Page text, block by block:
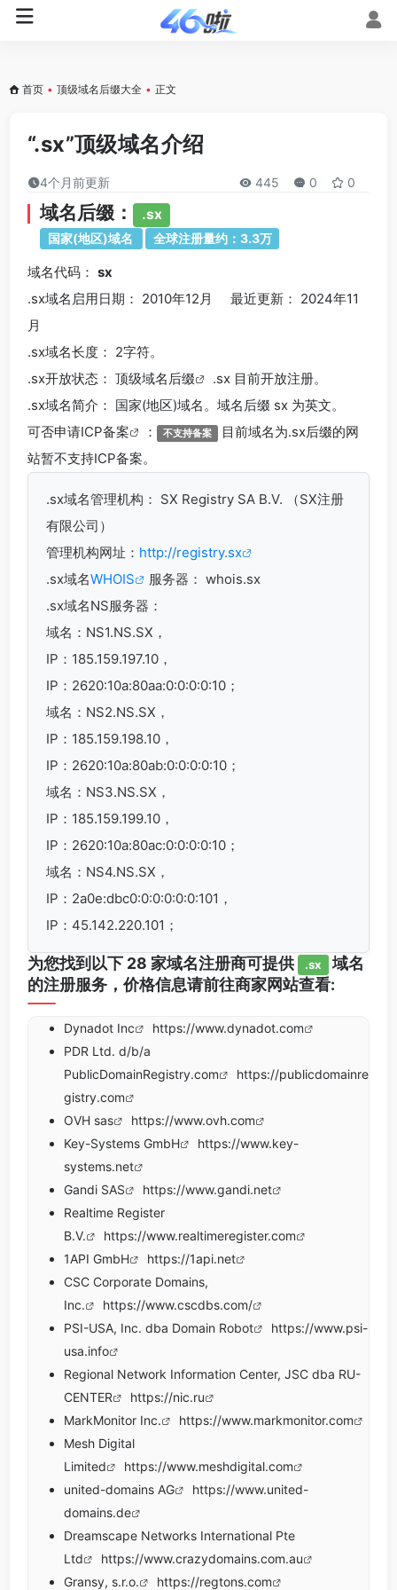
首页 • 顶级域名后缀大全 • 正文
“.sx”顶级域名介绍
4个月前更新 445 0 0
域名后缀： .sx
国家(地区)域名 全球注册量约：3.3万
域名代码： sx
.sx域名 启用日期： 2010年12月 最近更新： 2024年11
月
.sx域名长度： 2字符。
.sx开放状态： 顶级域名后缀
.sx 目前开放注册。
.sx域名简介： 国家(地区)域名。域名后缀 sx 为英文。
可否申请ICP备案 ： 不支持备案 目前域名为.sx后缀的网
站暂不支持ICP备案。
.sx域名管理机构： SX Registry SA B.V. （SX注册
有限公司）
管理机构网址： http://registry.sx
.sx域名WHOIS
服务器： whois.sx
.sx域名NS服务器：
域名：NS1.NS.SX，
IP：185.159.197.10，
IP：2620:10a:80aa:0:0:0:0:10；
域名：NS2.NS.SX，
IP：185.159.198.10，
IP：2620:10a:80ab:0:0:0:0:10；
域名：NS3.NS.SX，
IP：185.159.199.10，
IP：2620:10a:80ac:0:0:0:0:10；
域名：NS4.NS.SX，
IP：2a0e:dbc0:0:0:0:0:0:101，
IP：45.142.220.101；
为您找到以下 28 家域名注册商可提供 .sx
域名
的注册服务，价格信息请前往商家网站查看:
Dynadot Inc
https://www.dynadot.com
PDR Ltd. d/b/a
PublicDomainRegistry.com
https://publicdomainre
gistry.com
OVH sas
https://www.ovh.com
Key-Systems GmbH
https://www.key-
systems.net
Gandi SAS
https://www.gandi.net
Realtime Register
B.V.
https://www.realtimeregister.com
1API GmbH
https://1api.net
CSC Corporate Domains,
Inc.
https://www.cscdbs.com/
PSI-USA, Inc. dba Domain Robot
https://www.psi-
usa.info
Regional Network Information Center, JSC dba RU-
CENTER
https://nic.ru
MarkMonitor Inc.
https://www.markmonitor.com
Mesh Digital
Limited
https://www.meshdigital.com
united-domains AG
https://www.united-
domains.de
Dreamscape Networks International Pte
Ltd
https://www.crazydomains.com.au
Gransy, s.r.o.
https://regtons.com